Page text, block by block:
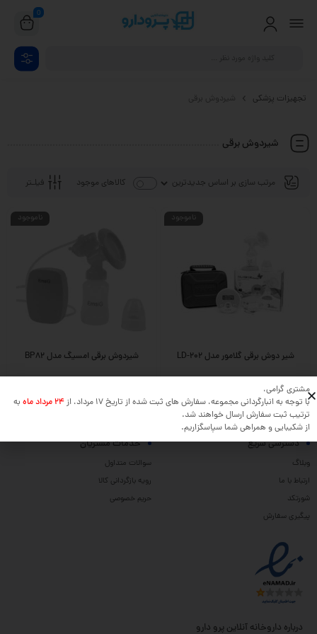
0
تجهیزات پزشکی شیردوش برقی
شیردوش برقی
فیلـتر کالاهای موجود
ناموجود
شیر دوش برقی گلامور مدل LD-202
ناموجود
شیردوش برقی امسیگ مدل BP82
دسترسی سریع
وبلاگ
ارتباط با ما
شورتکد
پیگیری سفارش
خدمات مشتریان
سوالات متداول
رویه بازگردانی کالا
حریم خصوصی
درباره داروخانه آنلاین پرو دارو
مشتری گرامی،
با توجه به انبارگردانی مجموعه، سفارش های ثبت شده از تاریخ 17 مرداد، از
24 مرداد ماه
به
ترتیب ثبت سفارش ارسال خواهند شد.
از شکیبایی و همراهی شما سپاسگزاریم.